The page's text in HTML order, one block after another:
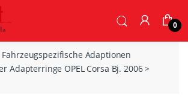
0
Fahrzeugspezifische Adaptionen
Adapterringe OPEL Corsa Bj. 2006 >